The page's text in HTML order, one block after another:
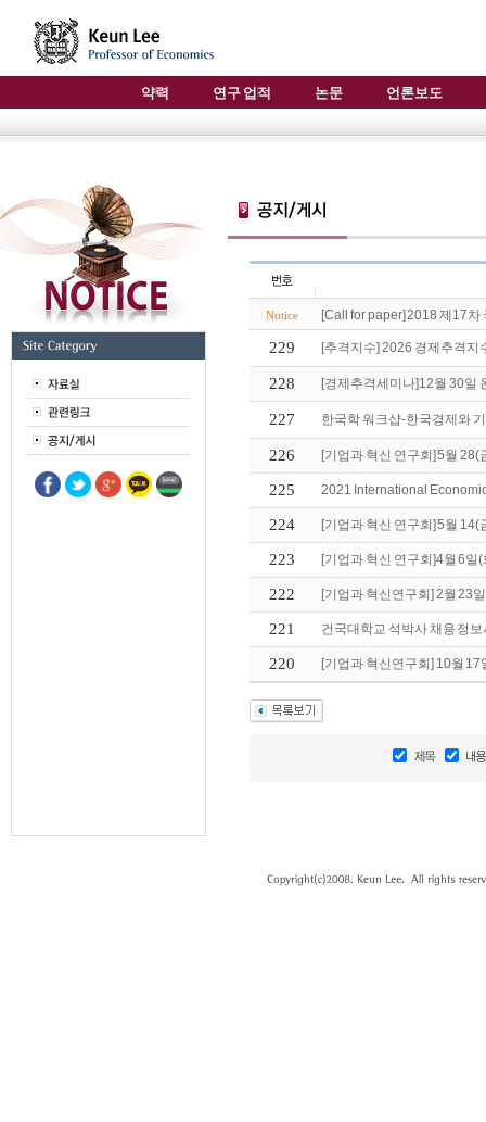
약력 연구 업적 논문 언론보도
Notice [Call for paper] 2018 제17차
229 [추격지수] 2026 경제추격지
228 [경제추격세미나]12월 30일
227 한국학 워크샵-한국경제와
226 [기업과 혁신 연구회] 5월 28(
225 2021 International
224 [기업과 혁신 연구회] 5월 14(
223 [기업과 혁신 연구회]4월 6일
222 [기업과 혁신연구회] 2월 23
221 건국대학교 석박사 채용 정
220 [기업과 혁신연구회] 10월 17